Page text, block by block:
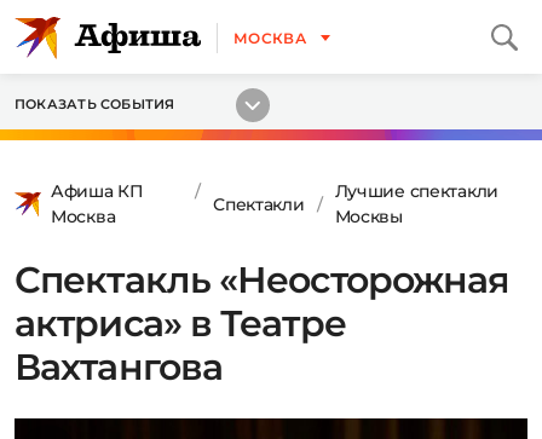
МОСКВА
ПОКАЗАТЬ СОБЫТИЯ
Афиша КП
Москва
Спектакли
Лучшие спектакли
Москвы
Спектакль «Неосторожная
актриса» в Театре
Вахтангова